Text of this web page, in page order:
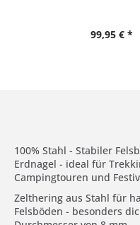
99,95 € *
100% Stahl - Stabiler
Erdnagel - ideal für
Campingtouren und
Zelthering aus Stahl für
Felsböden - besonders